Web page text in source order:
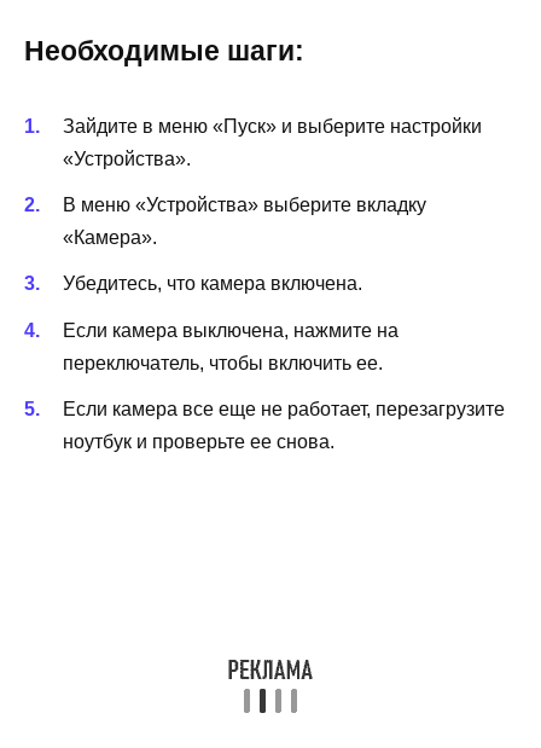
Необходимые шаги:
Зайдите в меню «Пуск» и выберите настройки
«Устройства».
В меню «Устройства» выберите вкладку
«Камера».
Убедитесь, что камера включена.
Если камера выключена, нажмите на
переключатель, чтобы включить ее.
Если камера все еще не работает, перезагрузите
ноутбук и проверьте ее снова.